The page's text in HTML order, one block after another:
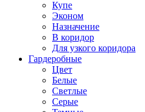
Купе
Эконом
Назначение
В коридор
Для узкого коридора
Гардеробные
Цвет
Белые
Светлые
Серые